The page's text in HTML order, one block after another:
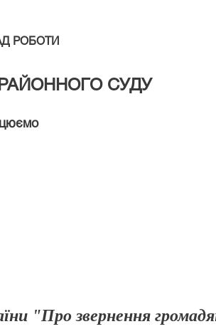
РОБОТИ
СУДУ
"Про звернення